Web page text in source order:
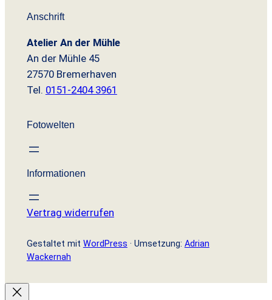
Anschrift
Atelier An der Mühle
An der Mühle 45
27570 Bremerhaven
Tel. 0151-2404 3961
Fotowelten
Informationen
Vertrag widerrufen
Gestaltet mit WordPress · Umsetzung: Adrian
Wackernah